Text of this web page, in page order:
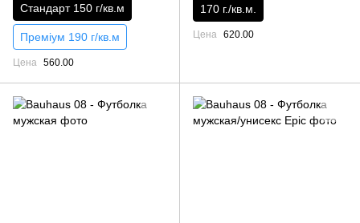
Стандарт 150 г/кв.м
Преміум 190 г/кв.м
Цена 560.00
170 г./кв.м.
Цена 620.00